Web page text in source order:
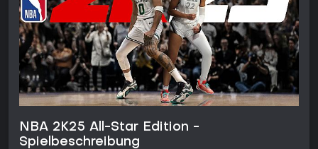
NBA 2K25 All-Star Edition -
Spielbeschreibung